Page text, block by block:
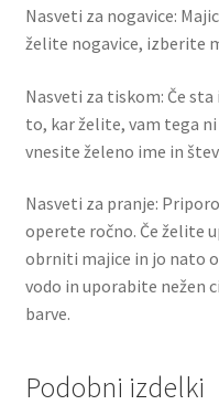
Nasveti za nogavice:
želite nogavice, izberite
Nasveti za tiskom: Če
to, kar želite, vam tega
vnesite želeno ime in
Nasveti za pranje:
operete ročno. Če želite
obrniti majice in jo nato
vodo in uporabite nežen
barve.
Podobni izdelki